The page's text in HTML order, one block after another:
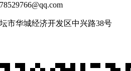
市华城经济开发区中兴路38号